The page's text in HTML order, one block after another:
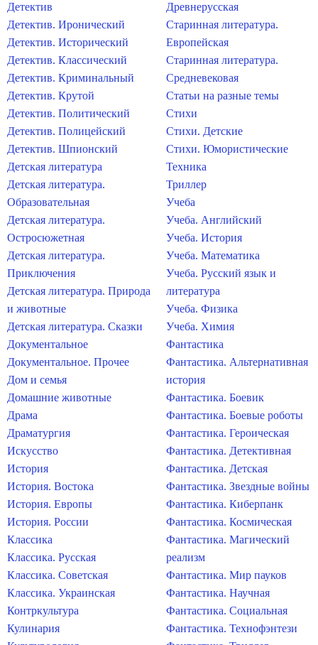
Детектив
Детектив. Иронический
Детектив. Исторический
Детектив. Классический
Детектив. Криминальный
Детектив. Крутой
Детектив. Политический
Детектив. Полицейский
Детектив. Шпионский
Детская литература
Детская литература.
Образовательная
Детская литература.
Остросюжетная
Детская литература.
Приключения
Детская литература. Природа
и животные
Детская литература. Сказки
Документальное
Документальное. Прочее
Дом и семья
Домашние животные
Драма
Драматургия
Искусство
История
История. Востока
История. Европы
История. России
Классика
Классика. Русская
Классика. Советская
Классика. Украинская
Контркультура
Кулинария
Древнерусская
Старинная литература.
Европейская
Старинная литература.
Средневековая
Статьи на разные темы
Стихи
Стихи. Детские
Стихи. Юмористические
Техника
Триллер
Учеба
Учеба. Английский
Учеба. История
Учеба. Математика
Учеба. Русский язык и
литература
Учеба. Физика
Учеба. Химия
Фантастика
Фантастика. Альтернативная
история
Фантастика. Боевик
Фантастика. Боевые роботы
Фантастика. Героическая
Фантастика. Детективная
Фантастика. Детская
Фантастика. Звездные войны
Фантастика. Киберпанк
Фантастика. Космическая
Фантастика. Магический
реализм
Фантастика. Мир пауков
Фантастика. Научная
Фантастика. Социальная
Фантастика. Технофэнтези